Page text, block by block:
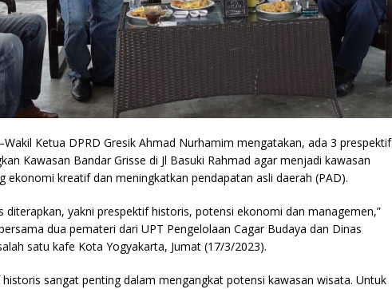
Ketua DPRD Gresik Ahmad Nurhamim mengatakan, ada 3 prespektif
Kawasan Bandar Grisse di Jl Basuki Rahmad agar menjadi kawasan
ekonomi kreatif dan meningkatkan pendapatan asli daerah (PAD).
diterapkan, yakni prespektif historis, potensi ekonomi dan managemen,”
dua pemateri dari UPT Pengelolaan Cagar Budaya dan Dinas
satu kafe Kota Yogyakarta, Jumat (17/3/2023).
sangat penting dalam mengangkat potensi kawasan wisata. Untuk